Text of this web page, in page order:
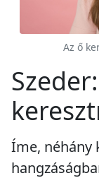
Az ő
Íme, néhány